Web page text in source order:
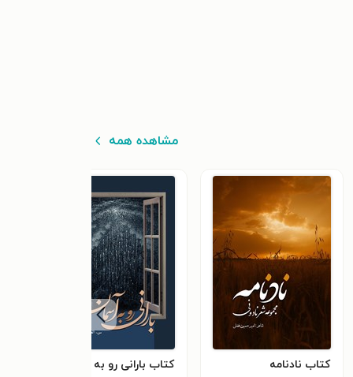
مشاهده همه
کتاب نادنامه کتاب بارانی رو به آسمان